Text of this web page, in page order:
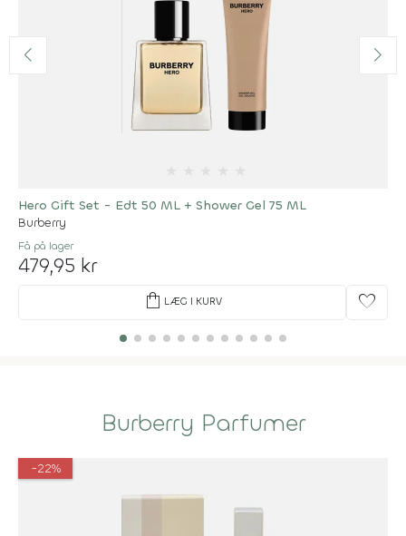
Hero Gift Set - Edt 50 ML + Shower Gel 75 ML
Burberry
Få på lager
479,95 kr
shopping_bag LÆG I KURV favorite
Burberry Parfumer
-22%